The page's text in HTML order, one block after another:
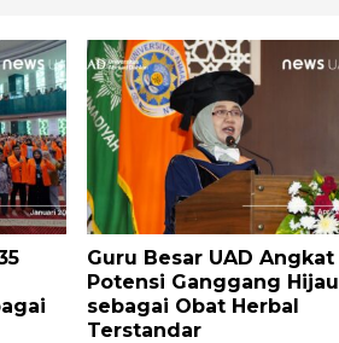
Guru Besar UAD Angkat
Potensi Ganggang Hijau
sebagai Obat Herbal
Terstandar